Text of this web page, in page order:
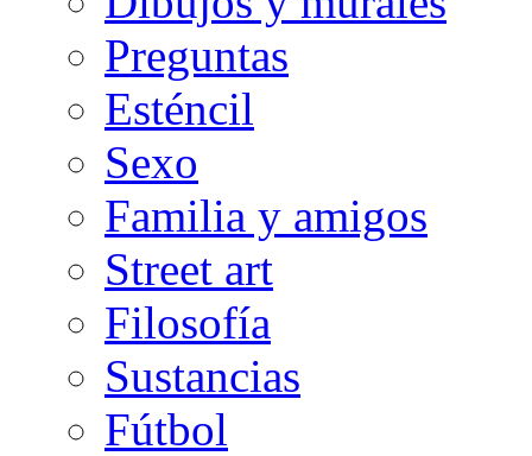
Preguntas
Esténcil
Sexo
Familia y amigos
Street art
Filosofía
Sustancias
Fútbol